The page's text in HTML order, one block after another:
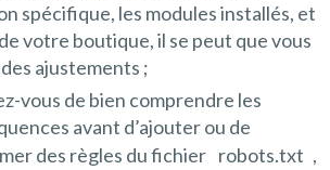
spécifique, les modules installés, et
votre boutique, il se peut que vous
ajustements ;
vous de bien comprendre les
avant d’ajouter ou de
des règles du fichier robots.txt ,